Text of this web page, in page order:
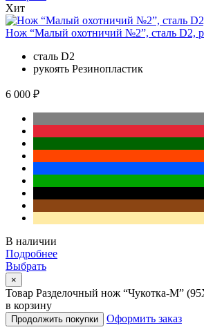
Хит
Нож “Малый охотничий №2”, сталь D2,
сталь D2
рукоять Резинопластик
6 000 ₽
В наличии
Подробнее
Выбрать
×
Товар Разделочный нож “Чукотка-М”
в корзину
Продолжить покупки Оформить заказ